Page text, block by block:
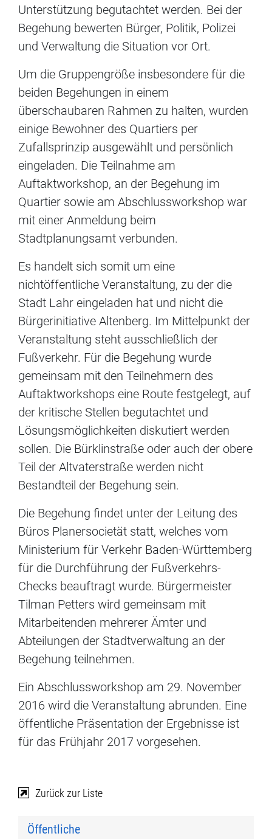
Unterstützung begutachtet werden. Bei der
Begehung bewerten Bürger, Politik, Polizei
und Verwaltung die Situation vor Ort.
Um die Gruppengröße insbesondere für die
beiden Begehungen in einem
überschaubaren Rahmen zu halten, wurden
einige Bewohner des Quartiers per
Zufallsprinzip ausgewählt und persönlich
eingeladen. Die Teilnahme am
Auftaktworkshop, an der Begehung im
Quartier sowie am Abschlussworkshop war
mit einer Anmeldung beim
Stadtplanungsamt verbunden.
Es handelt sich somit um eine
nichtöffentliche Veranstaltung, zu der die
Stadt Lahr eingeladen hat und nicht die
Bürgerinitiative Altenberg. Im Mittelpunkt der
Veranstaltung steht ausschließlich der
Fußverkehr. Für die Begehung wurde
gemeinsam mit den Teilnehmern des
Auftaktworkshops eine Route festgelegt, auf
der kritische Stellen begutachtet und
Lösungsmöglichkeiten diskutiert werden
sollen. Die Bürklinstraße oder auch der obere
Teil der Altvaterstraße werden nicht
Bestandteil der Begehung sein.
Die Begehung findet unter der Leitung des
Büros Planersocietät statt, welches vom
Ministerium für Verkehr Baden-Württemberg
für die Durchführung der Fußverkehrs-
Checks beauftragt wurde. Bürgermeister
Tilman Petters wird gemeinsam mit
Mitarbeitenden mehrerer Ämter und
Abteilungen der Stadtverwaltung an der
Begehung teilnehmen.
Ein Abschlussworkshop am 29. November
2016 wird die Veranstaltung abrunden. Eine
öffentliche Präsentation der Ergebnisse ist
für das Frühjahr 2017 vorgesehen.
Zurück zur Liste
Öffentliche